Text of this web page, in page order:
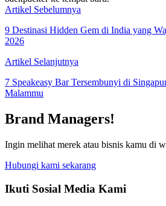
Artikel Sebelumnya
9 Destinasi Hidden Gem di India yang
2026
Artikel Selanjutnya
7 Speakeasy Bar Tersembunyi di
Malammu
Brand Managers!
Ingin melihat merek atau bisnis kamu di
Hubungi kami sekarang
Ikuti Sosial Media Kami